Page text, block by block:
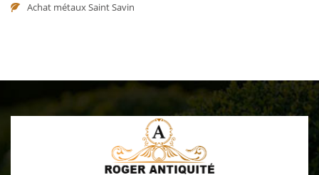
Achat métaux Saint Savin